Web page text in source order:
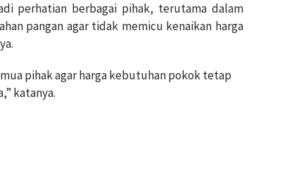
perhatian berbagai pihak, terutama dalam
pangan agar tidak memicu kenaikan harga
pihak agar harga kebutuhan pokok tetap
katanya.